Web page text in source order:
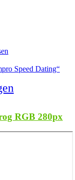
Speed Dating“